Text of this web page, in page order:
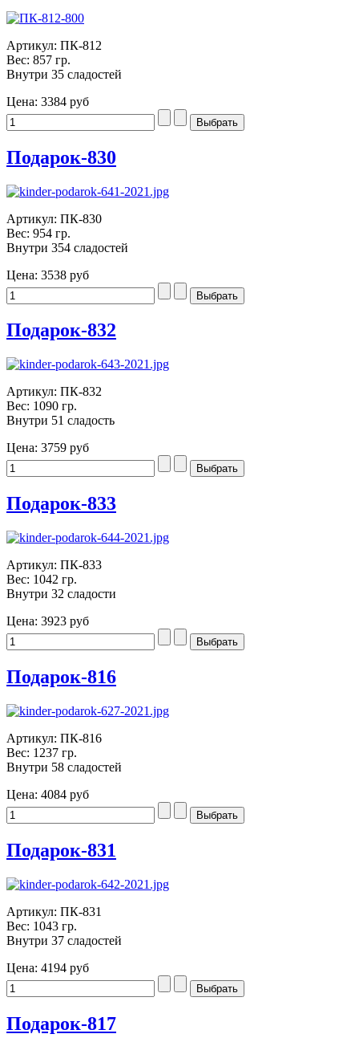
Артикул: ПК-812
Вес: 857 гр.
Внутри 35 сладостей
Цена: 3384 руб
Подарок-830
Артикул: ПК-830
Вес: 954 гр.
Внутри 354 сладостей
Цена: 3538 руб
Подарок-832
Артикул: ПК-832
Вес: 1090 гр.
Внутри 51 сладость
Цена: 3759 руб
Подарок-833
Артикул: ПК-833
Вес: 1042 гр.
Внутри 32 сладости
Цена: 3923 руб
Подарок-816
Артикул: ПК-816
Вес: 1237 гр.
Внутри 58 сладостей
Цена: 4084 руб
Подарок-831
Артикул: ПК-831
Вес: 1043 гр.
Внутри 37 сладостей
Цена: 4194 руб
Подарок-817